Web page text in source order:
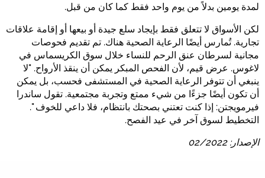
لمدة يومين بدلاً من يوم واحد فقط كما كان من قبل.
لكن الأسواق لا تتعلق فقط بإيجاد سلع جيدة أو بيعها أو إقامة علاقات
تجارية. تُمارس أيضًا الرعاية الصحية هناك. تم تقديم فحوصات
مجانية لسرطان عنق الرحم للنساء خلال سوق الكريسماس في
لاغوس. عرض قيم، لأن الفحص المبكر يمكن أن ينقذ الأرواح. "لا
ينبغي أن تتوفر الرعاية الصحية في المستشفى فحسب، بل يمكن
أن تكون أيضًا جزءًا من شيء ممتع وتجربة مجتمعية. تقول ساندرا
فيرمويجتن: إذا كنت تعتني بصحتك بانتظام، فلا داعي للخوف ".
التخطيط لسوق آخر في عيد الفصح.
الإصدار: 02/2022